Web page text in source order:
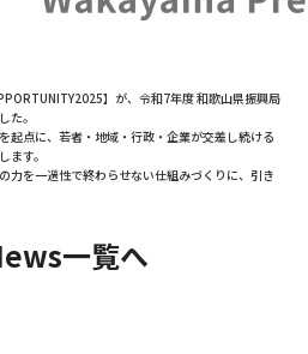
】が、 令和7年度 和歌山県振興局
た。
起点に、若者・地域・行政・企業が交差し続ける
ます。
力を一過性で終わらせない仕組みづくりに、引き
一覧へ